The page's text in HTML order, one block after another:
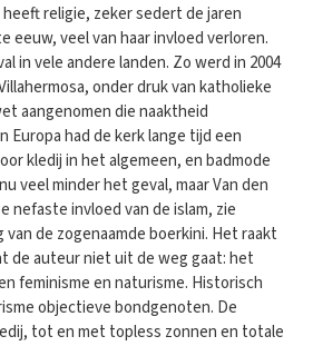
religie, zeker sedert de jaren
eeuw, veel van haar invloed verloren.
in vele andere landen. Zo werd in 2004
onder druk van katholieke
aangenomen die naaktheid
Europa had de kerk lange tijd een
kledij in het algemeen, en badmode
veel minder het geval, maar Van den
nefaste invloed van de islam, zie
de zogenaamde boerkini. Het raakt
de auteur niet uit de weg gaat: het
feminisme en naturisme. Historisch
objectieve bondgenoten. De
tot en met topless zonnen en totale